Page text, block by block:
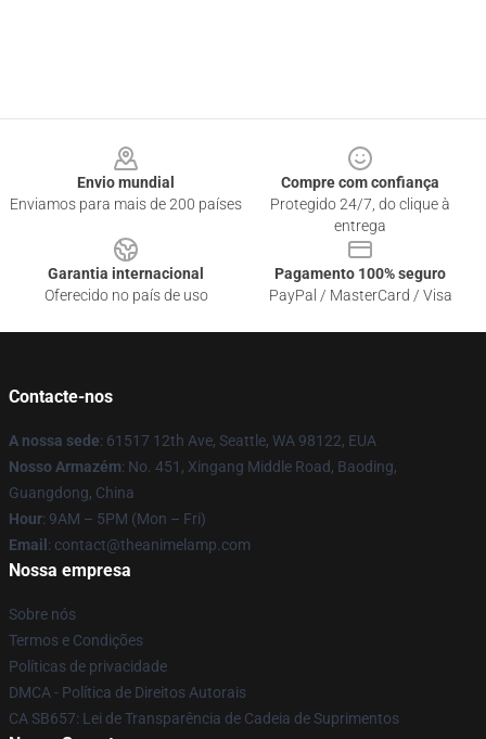
Envio mundial
Enviamos para mais de 200 países
Compre com confiança
Protegido 24/7, do clique à
entrega
Garantia internacional
Oferecido no país de uso
Pagamento 100% seguro
PayPal / MasterCard / Visa
Contacte-nos
A nossa sede: 61517 12th Ave, Seattle, WA 98122, EUA
Nosso Armazém: No. 451, Xingang Middle Road, Baoding,
Guangdong, China
Hour: 9AM – 5PM (Mon – Fri)
Email : contact@theanimelamp.com
Nossa empresa
Sobre nós
Termos e Condições
Políticas de privacidade
DMCA - Política de Direitos Autorais
CA SB657: Lei de Transparência de Cadeia de Suprimentos